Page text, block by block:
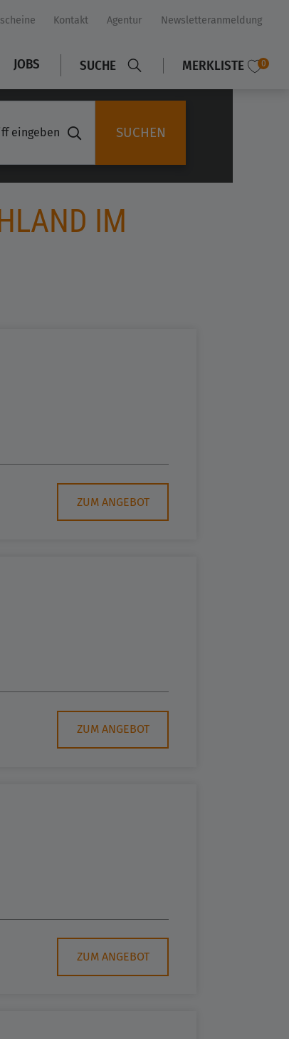
Kontakt Agentur Newsletteranmeldung
JOBS SUCHE MERKLISTE 0
SUCHEN
IM
ZUM ANGEBOT
ZUM ANGEBOT
ZUM ANGEBOT